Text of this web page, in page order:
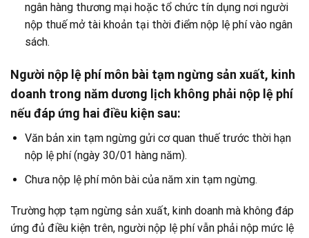
ngân hàng thương mại hoặc tổ chức tín dụng nơi người
nộp thuế mở tài khoản tại thời điểm nộp lệ phí vào ngân
sách.
Người nộp lệ phí môn bài tạm ngừng sản xuất, kinh
doanh trong năm dương lịch không phải nộp lệ phí
nếu đáp ứng hai điều kiện sau:
Văn bản xin tạm ngừng gửi cơ quan thuế trước thời hạn
nộp lệ phí (ngày 30/01 hàng năm).
Chưa nộp lệ phí môn bài của năm xin tạm ngừng.
Trường hợp tạm ngừng sản xuất, kinh doanh mà không đáp
ứng đủ điều kiện trên, người nộp lệ phí vẫn phải nộp mức lệ